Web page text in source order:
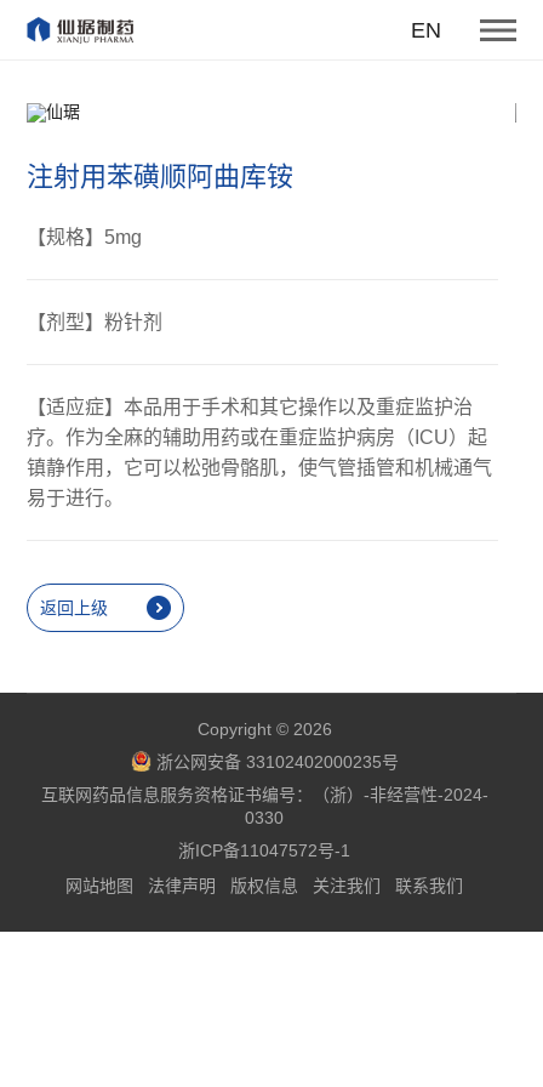
EN
注射用苯磺顺阿曲库铵
【规格】5mg
【剂型】粉针剂
【适应症】本品用于手术和其它操作以及重症监护治
疗。作为全麻的辅助用药或在重症监护病房（ICU）起
镇静作用，它可以松弛骨骼肌，使气管插管和机械通气
易于进行。
返回上级
Copyright © 2026
浙公网安备 33102402000235号
互联网药品信息服务资格证书编号：（浙）-非经营性-2024-
0330
浙ICP备11047572号-1
网站地图
法律声明 版权信息 关注我们 联系我们